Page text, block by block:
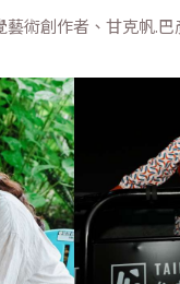
術創作者、甘克帆.